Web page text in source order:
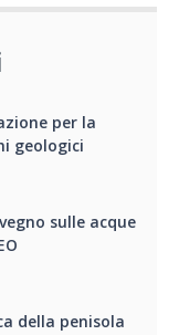
per la
geologici
sulle acque
della penisola